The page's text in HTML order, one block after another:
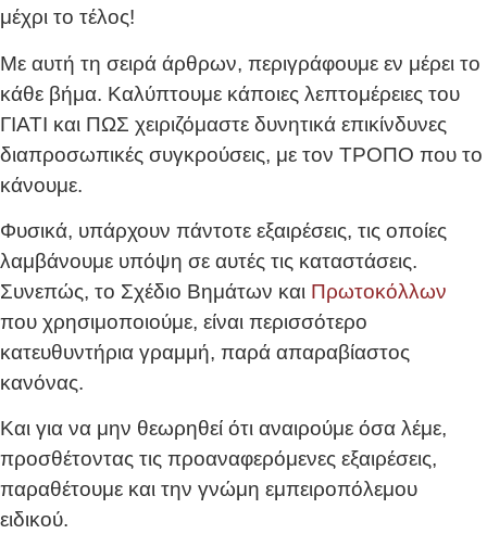
μέχρι το τέλος!
Με αυτή τη σειρά άρθρων, περιγράφουμε εν μέρει το
κάθε βήμα. Καλύπτουμε κάποιες λεπτομέρειες του
ΓΙΑΤΙ και ΠΩΣ χειριζόμαστε δυνητικά επικίνδυνες
διαπροσωπικές συγκρούσεις, με τον ΤΡΟΠΟ που το
κάνουμε.
Φυσικά, υπάρχουν πάντοτε εξαιρέσεις, τις οποίες
λαμβάνουμε υπόψη σε αυτές τις καταστάσεις.
Συνεπώς, το Σχέδιο Βημάτων και Πρωτοκόλλων
που χρησιμοποιούμε, είναι περισσότερο
κατευθυντήρια γραμμή, παρά απαραβίαστος
κανόνας.
Και για να μην θεωρηθεί ότι αναιρούμε όσα λέμε,
προσθέτοντας τις προαναφερόμενες εξαιρέσεις,
παραθέτουμε και την γνώμη εμπειροπόλεμου
ειδικού.